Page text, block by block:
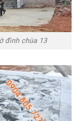
đình chùa 13